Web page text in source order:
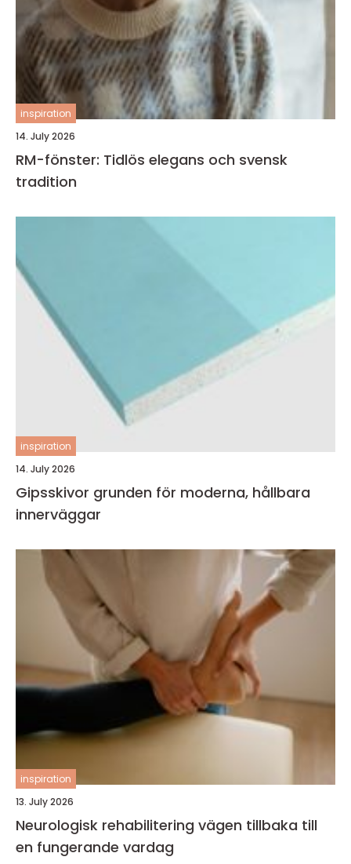
inspiration
14. July 2026
RM-fönster: Tidlös elegans och svensk
tradition
inspiration
14. July 2026
Gipsskivor grunden för moderna, hållbara
innerväggar
inspiration
13. July 2026
Neurologisk rehabilitering vägen tillbaka till
en fungerande vardag